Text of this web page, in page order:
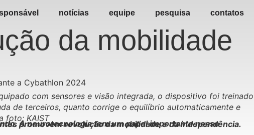
notícias equipe pesquisa contatos
da mobilidade
com sensores e visão integrada, o dispositivo foi treinado
de terceiros, quanto corrige o equilíbrio automaticamente e
foto: KAIST